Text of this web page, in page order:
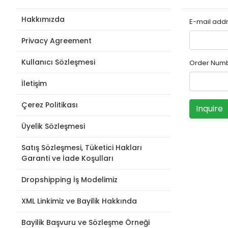
Hakkımızda
Privacy Agreement
Kullanıcı Sözleşmesi
İletişim
Çerez Politikası
Üyelik Sözleşmesi
Satış Sözleşmesi, Tüketici Hakları
Garanti ve İade Koşulları
Dropshipping İş Modelimiz
XML Linkimiz ve Bayilik Hakkında
Bayilik Başvuru ve Sözleşme Örneği
E-mail
Order
Inquire